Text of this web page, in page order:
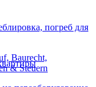
погреб для